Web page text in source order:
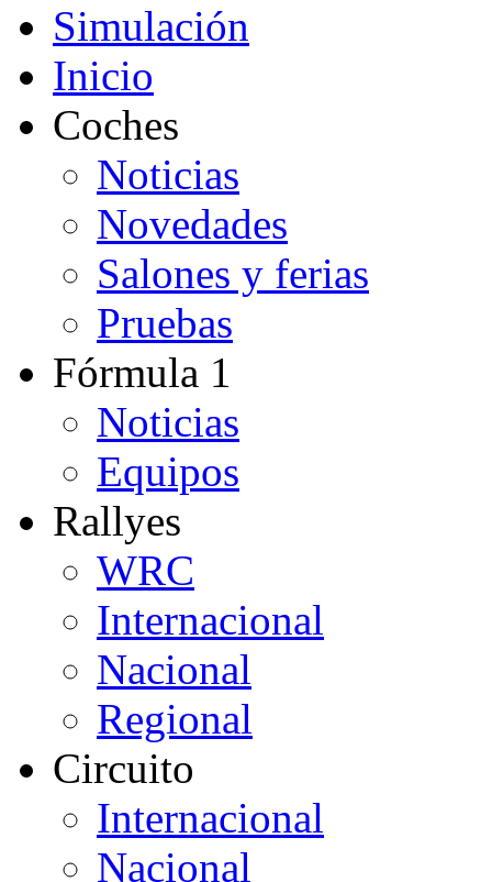
Simulación
Inicio
Coches
Noticias
Novedades
Salones y ferias
Pruebas
Fórmula 1
Noticias
Equipos
Rallyes
WRC
Internacional
Nacional
Regional
Circuito
Internacional
Nacional